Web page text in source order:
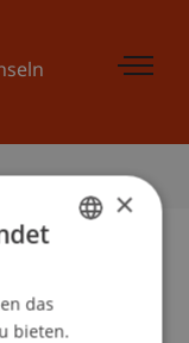
×
das
bieten.